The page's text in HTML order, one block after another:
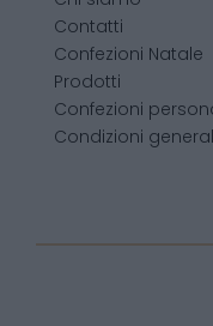
Contatti
Confezioni Natale
Prodotti
Confezioni
Condizioni